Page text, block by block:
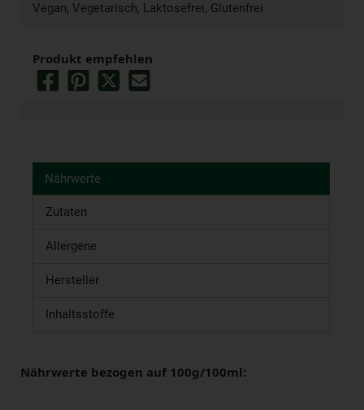
Vegan, Vegetarisch, Laktosefrei, Glutenfrei
Produkt empfehlen
Nährwerte
Zutaten
Allergene
Hersteller
Inhaltsstoffe
Nährwerte bezogen auf 100g/100ml: